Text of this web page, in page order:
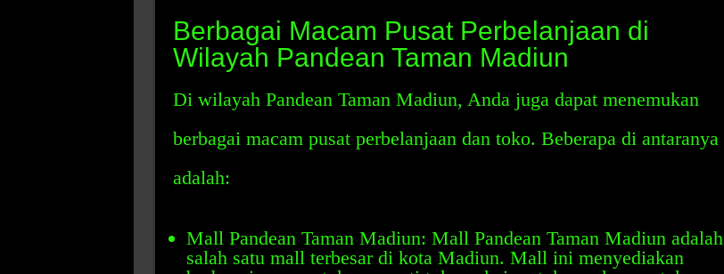
Berbagai Macam Pusat Perbelanjaan di
Wilayah Pandean Taman Madiun
Di wilayah Pandean Taman Madiun, Anda juga dapat menemukan
berbagai macam pusat perbelanjaan dan toko. Beberapa di antaranya
adalah:
Mall Pandean Taman Madiun: Mall Pandean Taman Madiun adalah
salah satu mall terbesar di kota Madiun. Mall ini menyediakan